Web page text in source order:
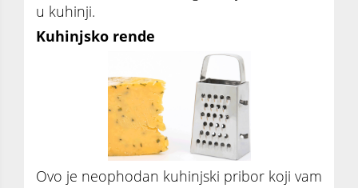
u kuhinji.
Kuhinjsko rende
Ovo je neophodan kuhinjski pribor koji vam